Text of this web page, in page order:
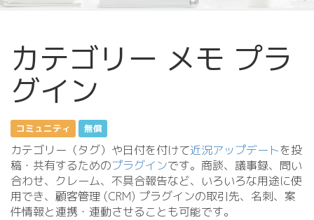
カテゴリー メモ プラ
グイン
コミュニティ 無償
カテゴリー（タグ）や日付を付けて近況アップデートを投
稿・共有するためのプラグインです。商談、議事録、問い
合わせ、クレーム、不具合報告など、いろいろな用途に使
用でき、顧客管理 (CRM) プラグインの取引先、名刺、案
件情報と連携・連動させることも可能です。